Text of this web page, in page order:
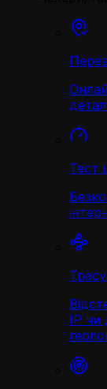
Тест
IP чи